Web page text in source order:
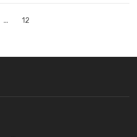
... 12